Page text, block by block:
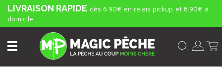
LIVRAISON RAPIDE dès 6.90€ en relais pickup et 8.90€ à
domicile